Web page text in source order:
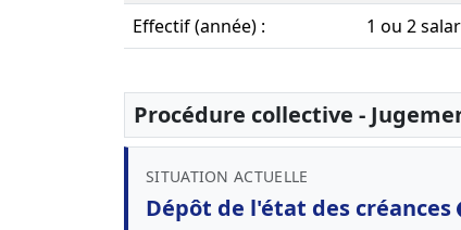
Effectif (année) :
1 ou 2
Procédure collective -
SITUATION ACTUELLE
Dépôt de l'état des créances